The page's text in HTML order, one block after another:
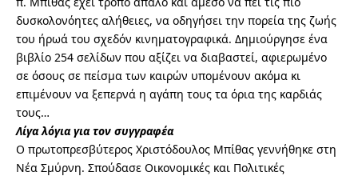
δυσκολονόητες αλήθειες, να οδηγήσει την πορεία της ζωής
του ήρωά του σχεδόν κινηματογραφικά. Δημιούργησε ένα
βιβλίο 254 σελίδων που αξίζει να διαβαστεί, αφιερωμένο
σε όσους σε πείσμα των καιρών υπομένουν ακόμα κι
επιμένουν να ξεπερνά η αγάπη τους τα όρια της καρδιάς
τους…
Λίγα λόγια για τον συγγραφέα
Ο πρωτοπρεσβύτερος Χριστόδουλος Μπίθας γεννήθηκε στη
Νέα Σμύρνη. Σπούδασε Οικονομικές και Πολιτικές